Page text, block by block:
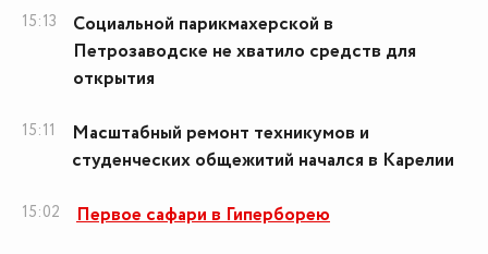
15:13
Социальной парикмахерской в
Петрозаводске не хватило средств для
открытия
15:11
Масштабный ремонт техникумов и
студенческих общежитий начался в Карелии
15:02 Первое сафари в Гиперборею